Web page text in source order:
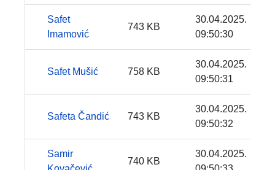
Safet
Imamović
743 KB
30.04.2025.
09:50:30
Safet Mušić 758 KB
30.04.2025.
09:50:31
Safeta Čandić 743 KB
30.04.2025.
09:50:32
Samir
740 KB
30.04.2025.